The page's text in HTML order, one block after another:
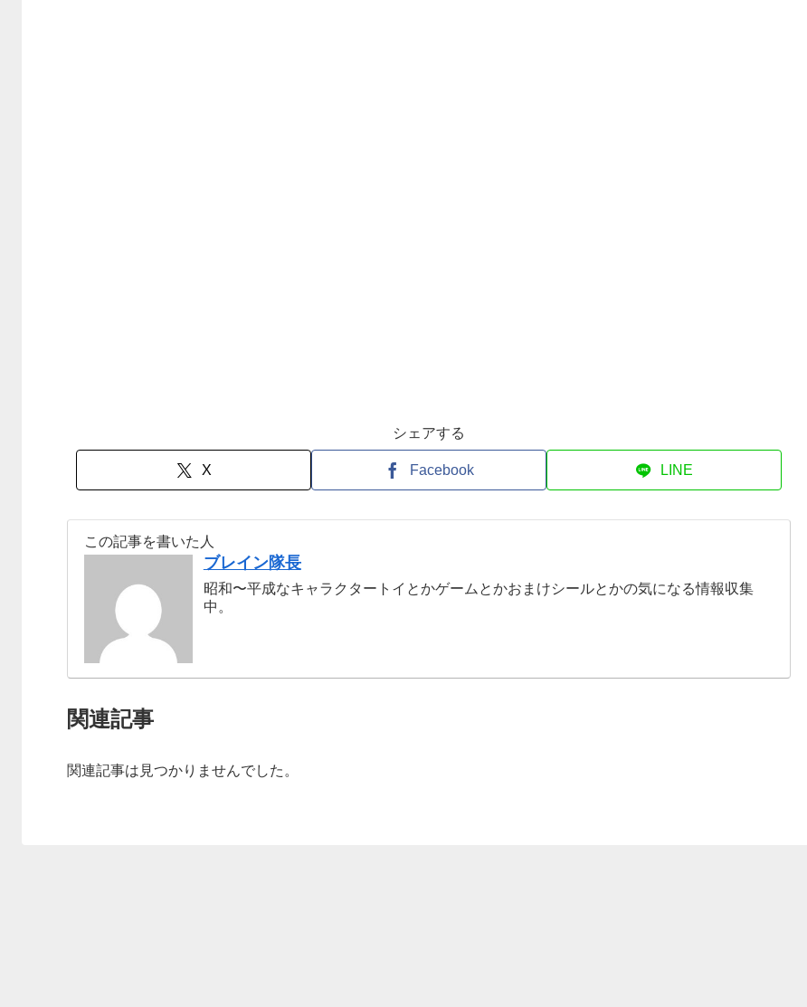
シェアする
X Facebook LINE
この記事を書いた人
ブレイン隊長
昭和〜平成なキャラクタートイとかゲームとかおまけシールとかの気になる情報収集
中。
関連記事
関連記事は見つかりませんでした。